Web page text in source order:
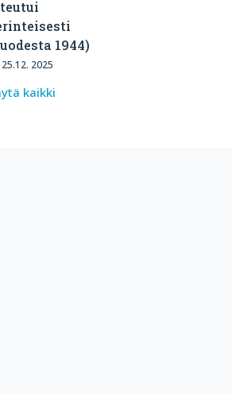
1944)
25.12. 2025
kaikki